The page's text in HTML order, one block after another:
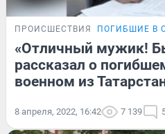
ПРОИСШЕСТВИЯ ПОГИБШИЕ В
«Отличный мужик!
рассказал о
военном из
8 апреля, 2022, 16:42 7 139